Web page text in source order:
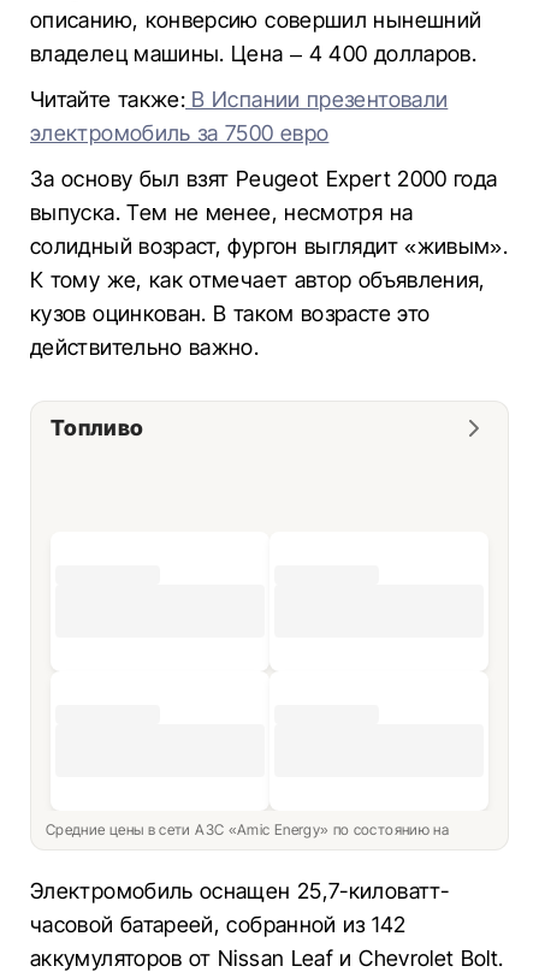
описанию, конверсию совершил нынешний
владелец машины. Цена – 4 400 долларов.
Читайте также: В Испании презентовали
электромобиль за 7500 евро
За основу был взят Peugeot Expert 2000 года
выпуска. Тем не менее, несмотря на
солидный возраст, фургон выглядит «живым».
К тому же, как отмечает автор объявления,
кузов оцинкован. В таком возрасте это
действительно важно.
Топливо
Средние цены в сети АЗС «Amic Energy» по состоянию на
Электромобиль оснащен 25,7-киловатт-
часовой батареей, собранной из 142
аккумуляторов от Nissan Leaf и Chevrolet Bolt.